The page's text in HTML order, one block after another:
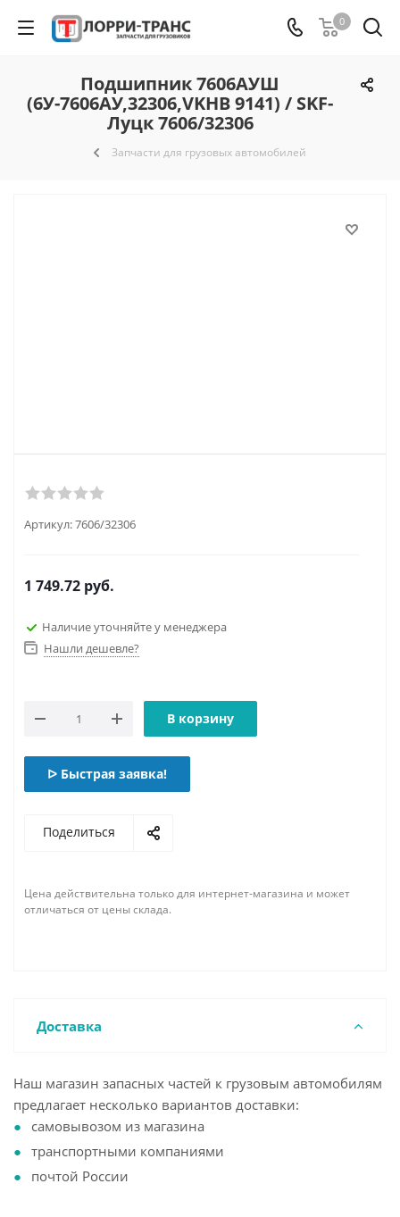
0
Подшипник 7606АУШ
(6У-7606АУ,32306,VKHB 9141) / SKF-
Луцк 7606/32306
Запчасти для грузовых автомобилей
Артикул:7606/32306
1 749.72 руб.
Наличие уточняйте у менеджера
Нашли дешевле?
В корзину
ᐅ Быстрая заявка!
Поделиться
Цена действительна только для интернет-магазина и может
отличаться от цены склада.
Доставка
Наш магазин запасных частей к грузовым автомобилям
предлагает несколько вариантов доставки:
самовывозом из магазина
транспортными компаниями
почтой России